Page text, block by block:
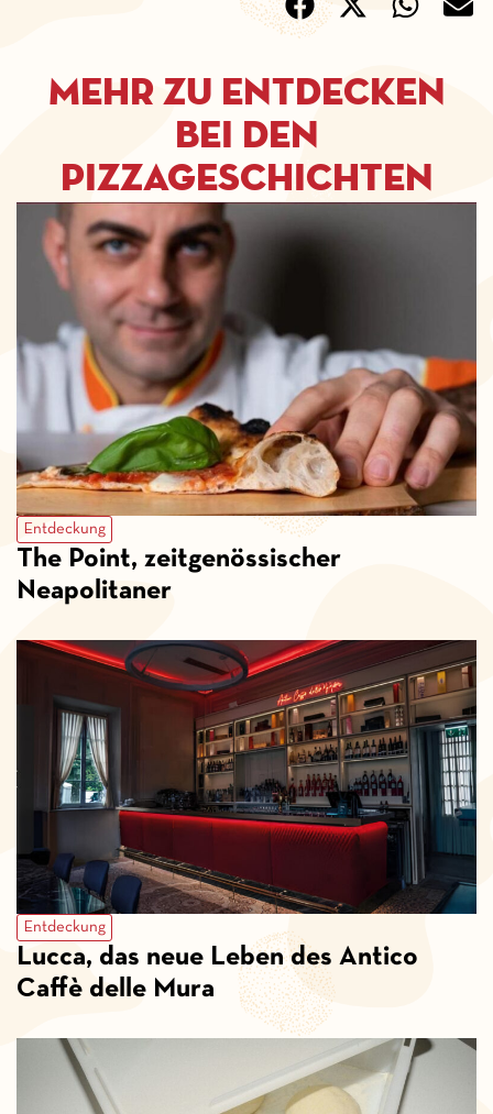
Mehr zu entdecken
bei den
Pizzageschichten
Entdeckung
The Point, zeitgenössischer
Neapolitaner
Entdeckung
Lucca, das neue Leben des Antico
Caffè delle Mura